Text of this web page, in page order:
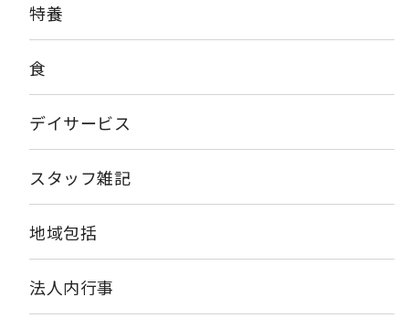
特養
食
デイサービス
スタッフ雑記
地域包括
法人内行事